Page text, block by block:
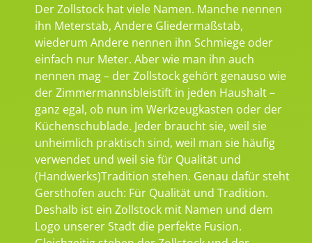
Der Zollstock hat viele Namen. Manche nennen
ihn Meterstab, Andere Gliedermaßstab,
wiederum Andere nennen ihn Schmiege oder
einfach nur Meter. Aber wie man ihn auch
nennen mag – der Zollstock gehört genauso wie
der Zimmermannsbleistift in jeden Haushalt –
ganz egal, ob nun im Werkzeugkasten oder der
Küchenschublade. Jeder braucht sie, weil sie
unheimlich praktisch sind, weil man sie häufig
verwendet und weil sie für Qualität und
(Handwerks)Tradition stehen. Genau dafür steht
Gersthofen auch: Für Qualität und Tradition.
Deshalb ist ein Zollstock mit Namen und dem
Logo unserer Stadt die perfekte Fusion.